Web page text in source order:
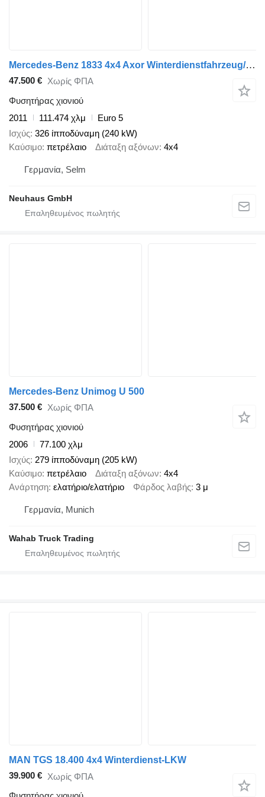
Mercedes-Benz 1833 4x4 Axor Winterdienstfahrzeug/Salzstreuer
47.500 € Χωρίς ΦΠΑ
Φυσητήρας χιονιού
2011
111.474 χλμ
Euro 5
Ισχύς 326 ίπποδύναμη (240 kW)
Καύσιμο πετρέλαιο Διάταξη αξόνων 4x4
Γερμανία, Selm
Neuhaus GmbH
Mercedes-Benz Unimog U 500
37.500 € Χωρίς ΦΠΑ
Φυσητήρας χιονιού
2006
77.100 χλμ
Ισχύς 279 ίπποδύναμη (205 kW)
Καύσιμο πετρέλαιο Διάταξη αξόνων 4x4
Ανάρτηση ελατήριο/ελατήριο Φάρδος λαβής 3 μ
Γερμανία, Munich
Wahab Truck Trading
MAN TGS 18.400 4x4 Winterdienst-LKW
39.900 € Χωρίς ΦΠΑ